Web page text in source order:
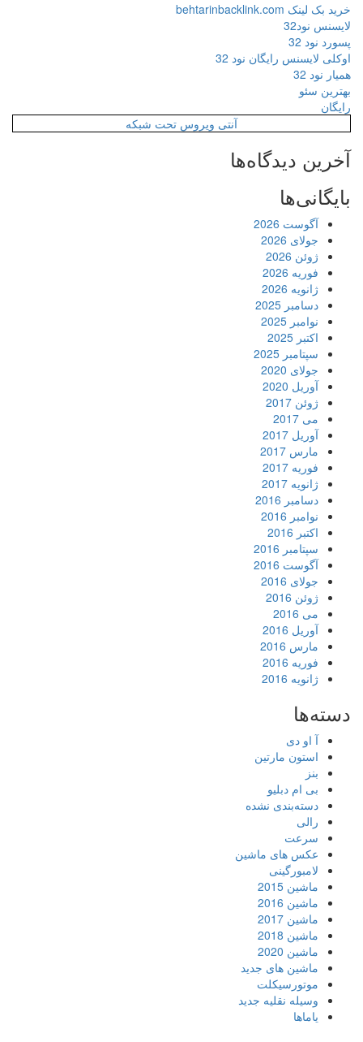
خرید بک لینک behtarinbacklink.com
لایسنس نود32
پسورد نود 32
اوکلی لایسنس رایگان نود 32
همیار نود 32
بهترین سئو
رایگان
آنتی ویروس تحت شبکه
آخرین دیدگاه‌ها
بایگانی‌ها
آگوست 2026
جولای 2026
ژوئن 2026
فوریه 2026
ژانویه 2026
دسامبر 2025
نوامبر 2025
اکتبر 2025
سپتامبر 2025
جولای 2020
آوریل 2020
ژوئن 2017
می 2017
آوریل 2017
مارس 2017
فوریه 2017
ژانویه 2017
دسامبر 2016
نوامبر 2016
اکتبر 2016
سپتامبر 2016
آگوست 2016
جولای 2016
ژوئن 2016
می 2016
آوریل 2016
مارس 2016
فوریه 2016
ژانویه 2016
دسته‌ها
آ او دی
استون مارتین
بنز
بی ام دبلیو
دسته‌بندی نشده
رالی
سرعت
عکس های ماشین
لامبورگینی
ماشین 2015
ماشین 2016
ماشین 2017
ماشین 2018
ماشین 2020
ماشین های جدید
موتورسیکلت
وسیله نقلیه جدید
یاماها